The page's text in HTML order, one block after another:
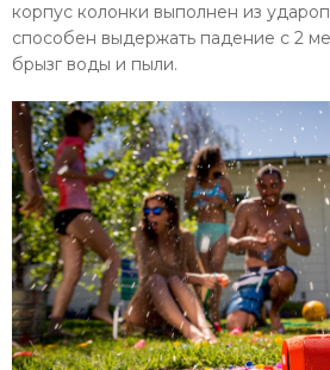
корпус колонки выполнен из
способен выдержать падение с 2
брызг воды и пыли.